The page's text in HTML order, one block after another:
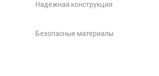
Надежная конструкция
Безопасные материалы